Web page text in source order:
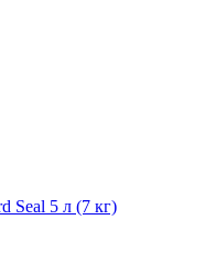
Seal 5 л (7 кг)